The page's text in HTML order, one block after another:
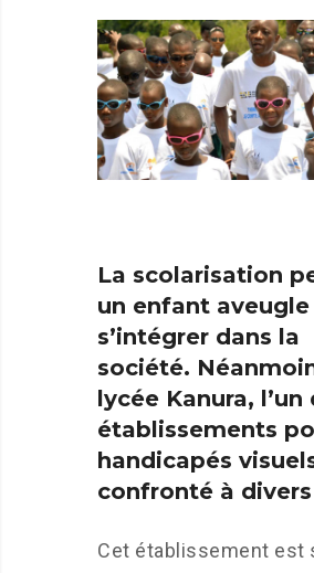
La scolarisation
un enfant
s’intégrer dans la
société.
lycée Kanura, l’un
établissements
handicapés
confronté à
Cet établissement est